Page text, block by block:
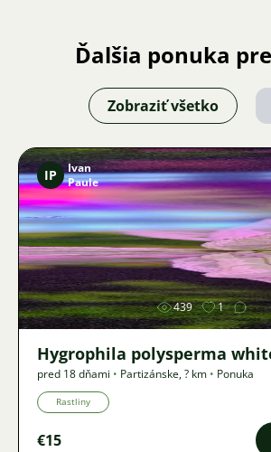
Ďalšia ponuka
Zobraziť všetko
Obrázok
IP
Ivan
Paule
439 1
Hygrophila polysperma
pred 18 dňami • Partizánske,? km • Ponuka
Rastliny
€15